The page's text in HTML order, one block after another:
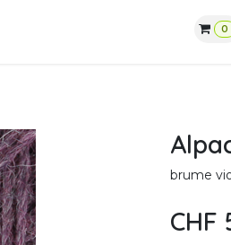
CGV 0
brume
CHF